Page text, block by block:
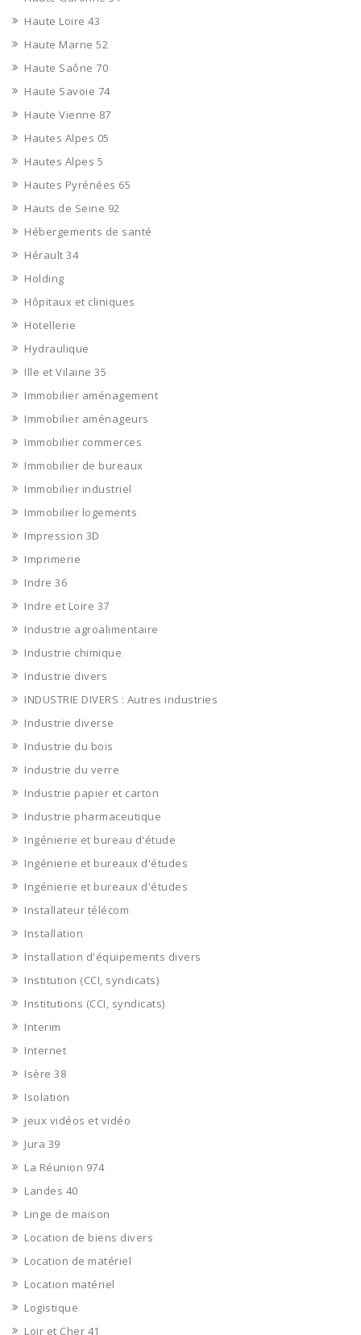
Haute Loire 43
Haute Marne 52
Haute Saône 70
Haute Savoie 74
Haute Vienne 87
Hautes Alpes 05
Hautes Alpes 5
Hautes Pyrénées 65
Hauts de Seine 92
Hébergements de santé
Hérault 34
Holding
Hôpitaux et cliniques
Hotellerie
Hydraulique
Ille et Vilaine 35
Immobilier aménagement
Immobilier aménageurs
Immobilier commerces
Immobilier de bureaux
Immobilier industriel
Immobilier logements
Impression 3D
Imprimerie
Indre 36
Indre et Loire 37
Industrie agroalimentaire
Industrie chimique
Industrie divers
INDUSTRIE DIVERS : Autres industries
Industrie diverse
Industrie du bois
Industrie du verre
Industrie papier et carton
Industrie pharmaceutique
Ingénierie et bureau d'étude
Ingénierie et bureaux d'études
Ingénierie et bureaux d'études
Installateur télécom
Installation
Installation d'équipements divers
Institution (CCI, syndicats)
Institutions (CCI, syndicats)
Interim
Internet
Isère 38
Isolation
jeux vidéos et vidéo
Jura 39
La Réunion 974
Landes 40
Linge de maison
Location de biens divers
Location de matériel
Location matériel
Logistique
Loir et Cher 41